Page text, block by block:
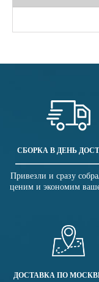
СБОРКА В ДЕНЬ
Привезли и сразу
ценим и экономим
ДОСТАВКА ПО